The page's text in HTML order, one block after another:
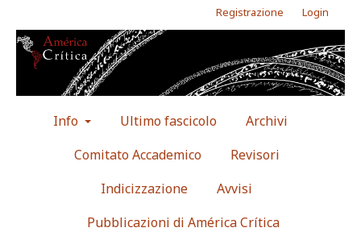
Info Ultimo fascicolo
Archivi
Comitato Accademico
Revisori
Indicizzazione
Avvisi
Pubblicazioni di América Crítica
Registrazione Login